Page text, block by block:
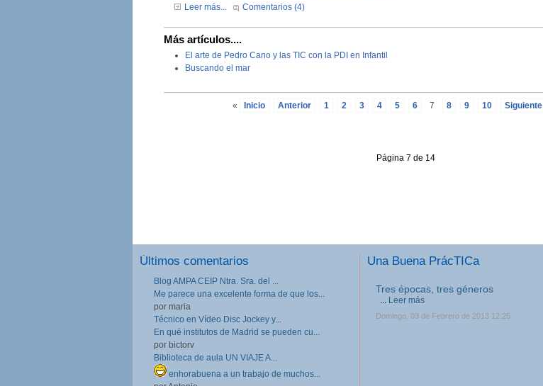
Leer más...
Comentarios (4)
Más artículos....
El arte de Pedro Cano y las TIC con la PDI en Infantil
Buscando el mar
« Inicio Anterior 1 2 3 4 5 6 7 8 9 10 Siguiente
Página 7 de 14
Últimos comentarios
Blog AMPA CEIP Ntra. Sra. del ...
Me parece una excelente forma de que los...
por maria
Técnico en Vídeo Disc Jockey y...
En qué institutos de Madrid se pueden cu...
por bictorv
Biblioteca de aula UN VIAJE A...
enhorabuena a un trabajo de muchos...
Una Buena PrácTICa
Tres épocas, tres géneros
... Leer más
Domingo, 03 de Febrero de 2013 12:25